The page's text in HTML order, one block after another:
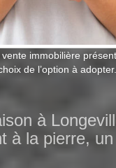
immobilière
de l’option à adopter...
à
à la pierre,